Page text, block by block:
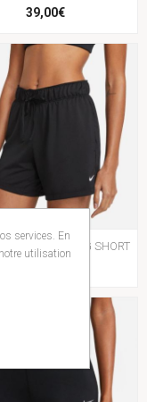
39,00€
ATTACK TRAINING SHORT
services. En
utilisation